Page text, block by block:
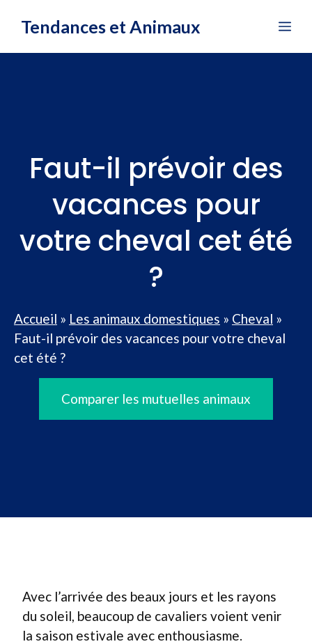
Tendances et Animaux
Faut-il prévoir des
vacances pour
votre cheval cet été
?
Accueil » Les animaux domestiques » Cheval »
Faut-il prévoir des vacances pour votre cheval
cet été ?
Comparer les mutuelles animaux
Avec l’arrivée des beaux jours et les rayons
du soleil, beaucoup de cavaliers voient venir
la saison estivale avec enthousiasme.